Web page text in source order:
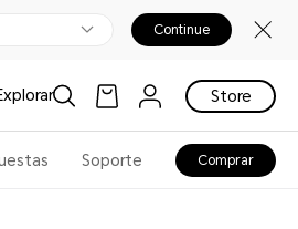
Continue
Store
Soporte Comprar